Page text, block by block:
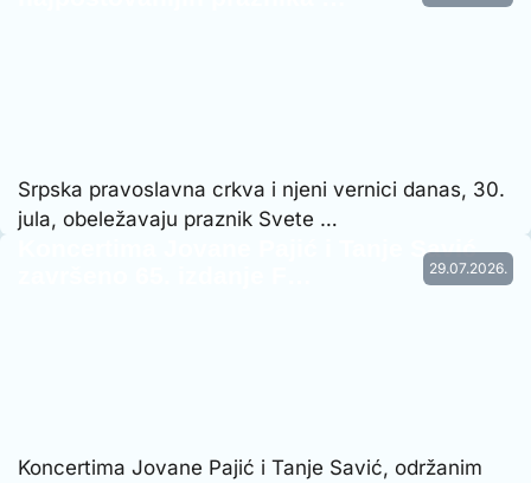
Srpska pravoslavna crkva i njeni vernici danas, 30.
jula, obeležavaju praznik Svete …
29.07.2026.
Koncertima Jovane Pajić i Tanje Savić
Koncertima Jovane Pajić i Tanje Savić, održanim